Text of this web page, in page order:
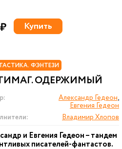
Купить
ФЭНТЕЗИ
ОДЕРЖИМЫЙ
Александр Гедеон,
Евгения Гедеон
Владимир Хлопов
и Евгения Гедеон – тандем
писателей-фантастов.